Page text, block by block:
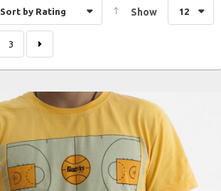
Sort by Rating Show 12
3